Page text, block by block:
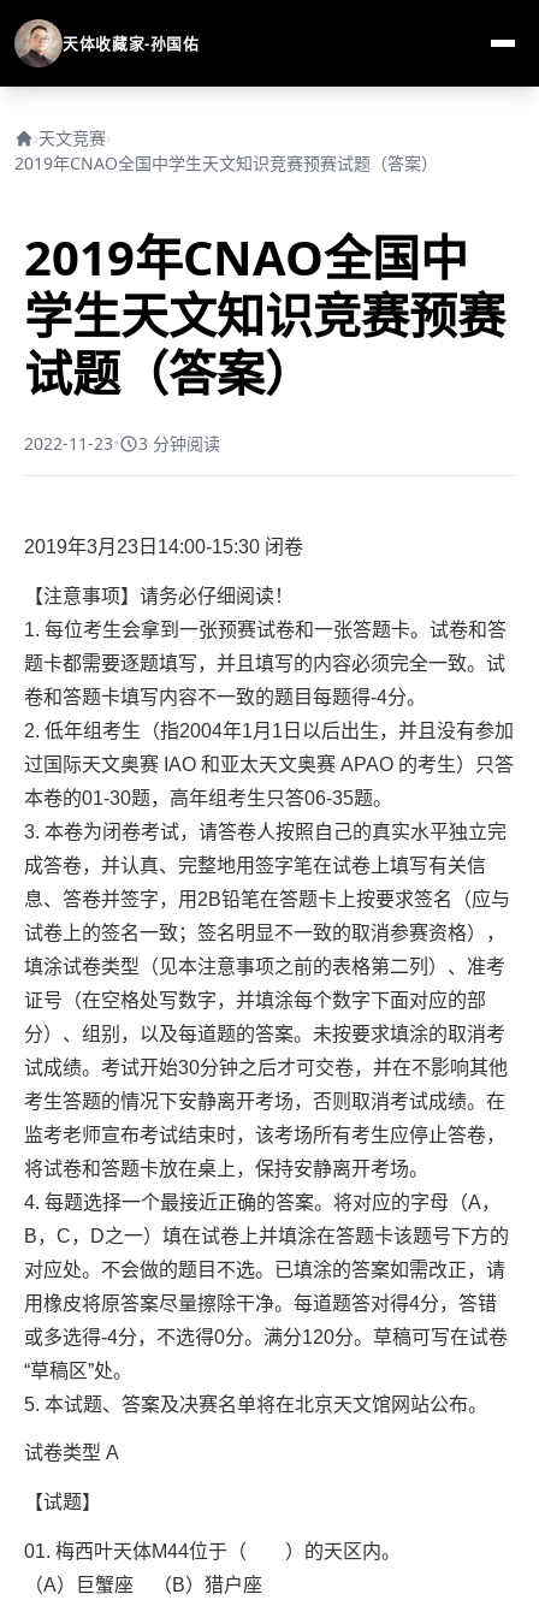
天体收藏家-孙国佑
›天文竞赛›
2019年CNAO全国中学生天文知识竞赛预赛试题（答案）
2019年CNAO全国中
学生天文知识竞赛预赛
试题（答案）
2022-11-23• 3 分钟阅读
2019年3月23日14:00-15:30 闭卷
【注意事项】请务必仔细阅读！
1. 每位考生会拿到一张预赛试卷和一张答题卡。试卷和答
题卡都需要逐题填写，并且填写的内容必须完全一致。试
卷和答题卡填写内容不一致的题目每题得-4分。
2. 低年组考生（指2004年1月1日以后出生，并且没有参加
过国际天文奥赛 IAO 和亚太天文奥赛 APAO 的考生）只答
本卷的01-30题，高年组考生只答06-35题。
3. 本卷为闭卷考试，请答卷人按照自己的真实水平独立完
成答卷，并认真、完整地用签字笔在试卷上填写有关信
息、答卷并签字，用2B铅笔在答题卡上按要求签名（应与
试卷上的签名一致；签名明显不一致的取消参赛资格），
填涂试卷类型（见本注意事项之前的表格第二列）、准考
证号（在空格处写数字，并填涂每个数字下面对应的部
分）、组别，以及每道题的答案。未按要求填涂的取消考
试成绩。考试开始30分钟之后才可交卷，并在不影响其他
考生答题的情况下安静离开考场，否则取消考试成绩。在
监考老师宣布考试结束时，该考场所有考生应停止答卷，
将试卷和答题卡放在桌上，保持安静离开考场。
4. 每题选择一个最接近正确的答案。将对应的字母（A，
B，C，D之一）填在试卷上并填涂在答题卡该题号下方的
对应处。不会做的题目不选。已填涂的答案如需改正，请
用橡皮将原答案尽量擦除干净。每道题答对得4分，答错
或多选得-4分，不选得0分。满分120分。草稿可写在试卷
“草稿区”处。
5. 本试题、答案及决赛名单将在北京天文馆网站公布。
试卷类型 A
【试题】
01. 梅西叶天体M44位于（ ）的天区内。
（A）巨蟹座 （B）猎户座